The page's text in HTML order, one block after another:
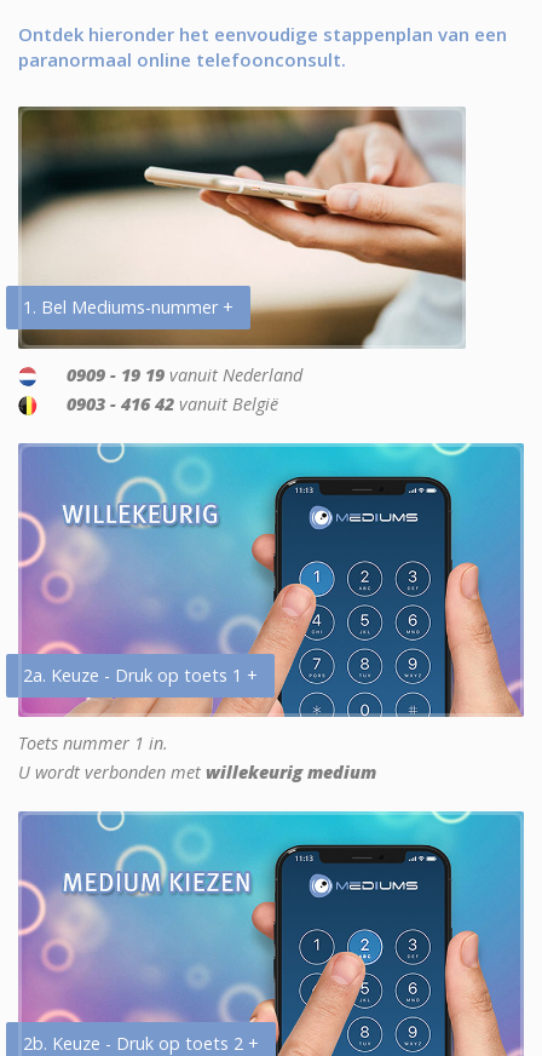
Ontdek hieronder het eenvoudige stappenplan van een
paranormaal online telefoonconsult.
1. Bel Mediums-nummer +
0909 - 19 19 vanuit Nederland
0903 - 416 42 vanuit België
2a. Keuze - Druk op toets 1 +
Toets nummer 1 in.
U wordt verbonden met willekeurig medium
2b. Keuze - Druk op toets 2 +